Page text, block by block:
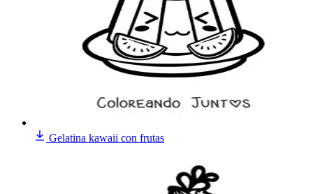
Gelatina kawaii con frutas